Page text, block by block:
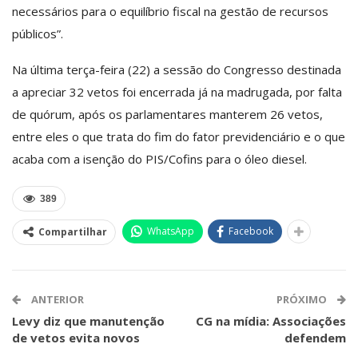
necessários para o equilíbrio fiscal na gestão de recursos
públicos”.
Na última terça-feira (22) a sessão do Congresso destinada
a apreciar 32 vetos foi encerrada já na madrugada, por falta
de quórum, após os parlamentares manterem 26 vetos,
entre eles o que trata do fim do fator previdenciário e o que
acaba com a isenção do PIS/Cofins para o óleo diesel.
389
Compartilhar WhatsApp Facebook
ANTERIOR
Levy diz que manutenção
de vetos evita novos
PRÓXIMO
CG na mídia: Associações
defendem